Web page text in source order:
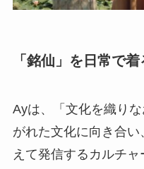
「銘仙」を日常で
Ayは、「文化を織り
がれた文化に向き合
えて発信するカルチャ